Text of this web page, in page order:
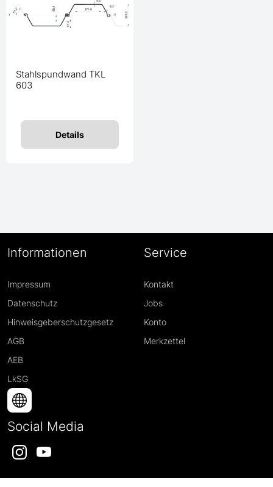
Stahlspundwand TKL
603
Details
Informationen
Impressum
Datenschutz
Hinweisgeberschutzgesetz
AGB
AEB
LkSG
Service
Kontakt
Jobs
Konto
Merkzettel
Social Media
InstagramYouTube